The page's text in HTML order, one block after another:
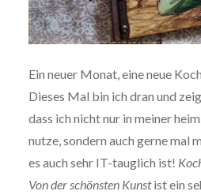
Ein neuer Monat, eine neue
Dieses Mal bin ich dran und
dass ich nicht nur in meiner
nutze, sondern auch gerne mal
es auch sehr IT-tauglich ist!
Von der schönsten Kunstist ein